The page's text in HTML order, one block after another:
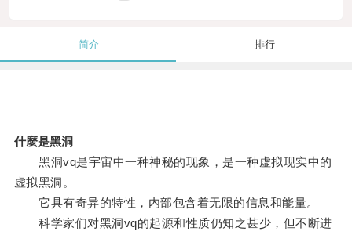
简介 排行
什麼是黑洞
黑洞vq是宇宙中一种神秘的现象，是一种虚拟现实中的
虚拟黑洞。
它具有奇异的特性，内部包含着无限的信息和能量。
科学家们对黑洞vq的起源和性质仍知之甚少，但不断进